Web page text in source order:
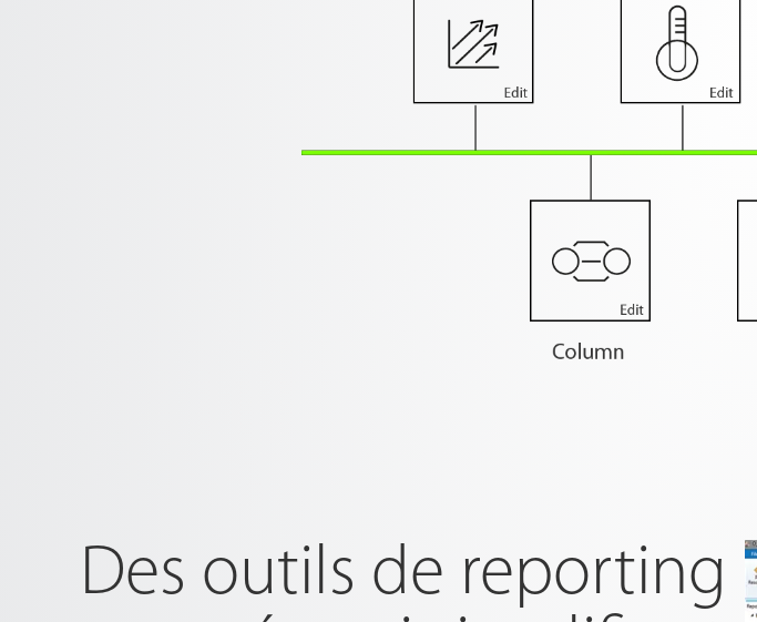
Des outils de reporting